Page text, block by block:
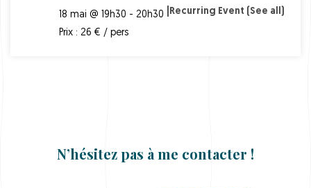
18 mai @ 19h30 - 20h30 Recurring Event (See all)
Prix : 26 € / pers
N’hésitez pas à me contacter !